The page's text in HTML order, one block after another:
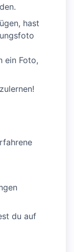
hast
ein Foto,
du auf